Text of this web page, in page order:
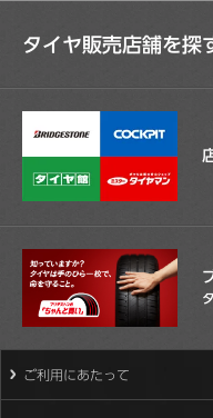
タイヤ販売店舗を探
ご利用にあたって